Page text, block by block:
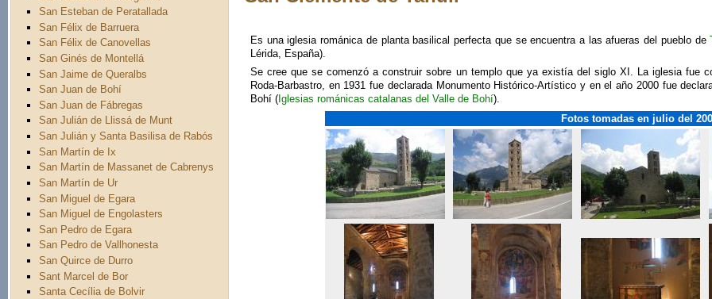
San Esteban de Peratallada
San Félix de Barruera
San Félix de Canovellas
San Ginés de Montellá
San Jaime de Queralbs
San Juan de Bohí
San Juan de Fábregas
San Julián de Llissá de Munt
San Julián y Santa Basilisa de Rabós
San Martín de Ix
San Martín de Massanet de Cabrenys
San Martín de Ur
San Miguel de Egara
San Miguel de Engolasters
San Pedro de Egara
San Pedro de Vallhonesta
San Quirce de Durro
Sant Marcel de Bor
Santa Cecília de Bolvir
Es una iglesia románica de planta basilical perfecta que se encuentra a las afueras del pueblo de
Lérida, España).
Se cree que se comenzó a construir sobre un templo que ya existía del siglo XI. La iglesia fue
Roda-Barbastro, en 1931 fue declarada Monumento Histórico-Artístico y en el año 2000 fue
Bohí (Iglesias románicas catalanas del Valle de Bohí).
Fotos tomadas en julio del